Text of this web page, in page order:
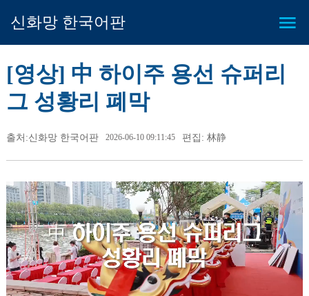
신화망 한국어판
[영상] 中 하이주 용선 슈퍼리
그 성황리 폐막
출처:신화망 한국어판 2026-06-10 09:11:45 편집: 林静